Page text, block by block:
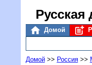
Русская
Домой
Домой>> Россия>>